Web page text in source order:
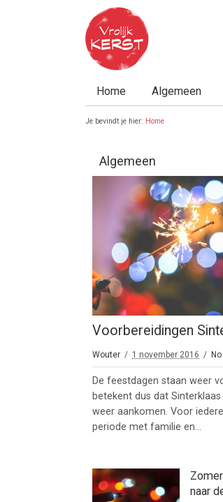
Home Algemeen
Je bevindt je hier: Home
Algemeen
Voorbereidingen
Wouter 1 november 2016
De feestdagen staan weer
betekent dus dat
weer aankomen. Voor
periode met familie en...
naar